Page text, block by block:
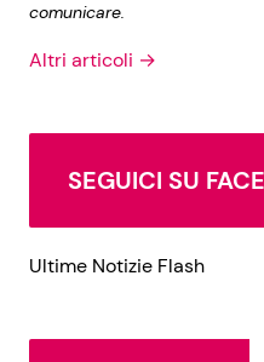
comunicare.
Altri articoli →
SEGUICI SU
Ultime Notizie Flash